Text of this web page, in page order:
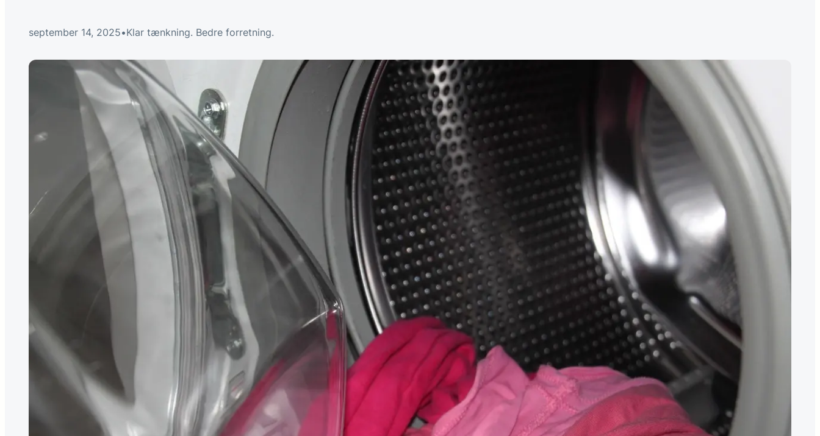
september 14, 2025•Klar tænkning. Bedre forretning.